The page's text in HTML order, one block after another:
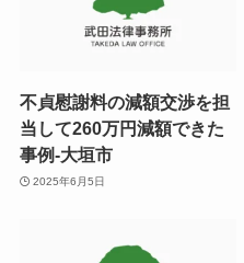
不貞慰謝料の減額交渉を担
当して260万円減額できた
事例-大垣市
2025年6月5日